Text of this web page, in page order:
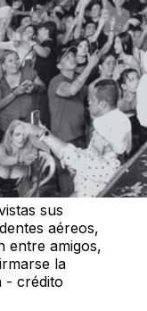
sus
aéreos,
entre amigos,
la
- crédito